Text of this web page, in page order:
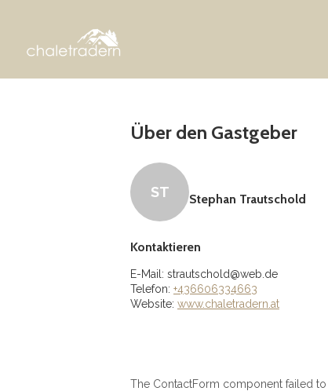
Über den Gastgeber
ST Stephan Trautschold
Kontaktieren
E-Mail: strautschold@web.de
Telefon: +436606334663
Website: www.chaletradern.at
The ContactForm component failed